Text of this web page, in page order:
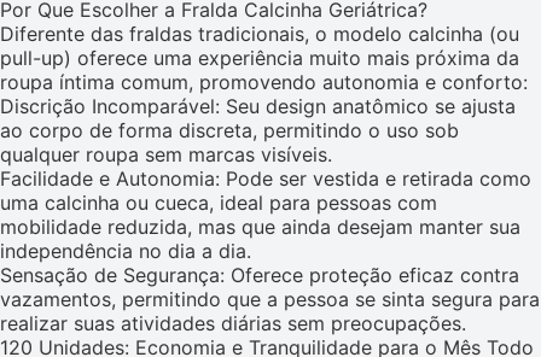
Por Que Escolher a Fralda Calcinha Geriátrica?
Diferente das fraldas tradicionais, o modelo calcinha (ou
pull-up) oferece uma experiência muito mais próxima da
roupa íntima comum, promovendo autonomia e conforto:
Discrição Incomparável: Seu design anatômico se ajusta
ao corpo de forma discreta, permitindo o uso sob
qualquer roupa sem marcas visíveis.
Facilidade e Autonomia: Pode ser vestida e retirada como
uma calcinha ou cueca, ideal para pessoas com
mobilidade reduzida, mas que ainda desejam manter sua
independência no dia a dia.
Sensação de Segurança: Oferece proteção eficaz contra
vazamentos, permitindo que a pessoa se sinta segura para
realizar suas atividades diárias sem preocupações.
120 Unidades: Economia e Tranquilidade para o Mês Todo